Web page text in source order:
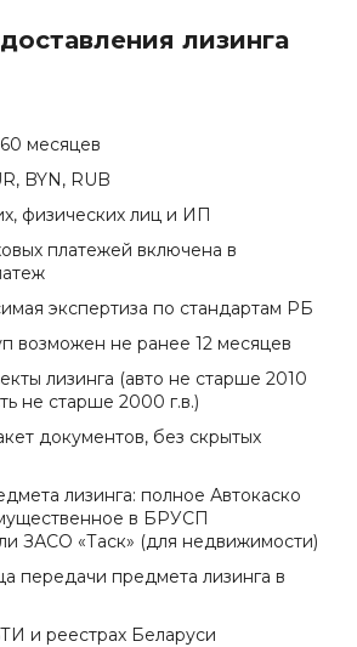
лизинга
месяцев
BYN, RUB
физических лиц и ИП
платежей включена в
экспертиза по стандартам РБ
возможен не ранее 12 месяцев
лизинга (авто не старше 2010
не старше 2000 г.в.)
документов, без скрытых
лизинга: полное Автокаско
в БРУСП
ЗАСО «Таск» (для недвижимости)
передачи предмета лизинга в
и реестрах Беларуси